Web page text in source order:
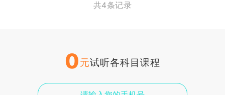
共4条记录
0元试听各科目课程